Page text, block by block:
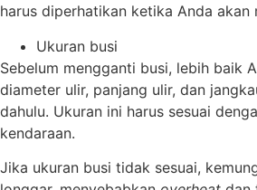
harus diperhatikan ketika Anda akan
Ukuran busi
Sebelum mengganti busi, lebih baik
diameter ulir, panjang ulir, dan
dahulu. Ukuran ini harus sesuai
kendaraan.
Jika ukuran busi tidak sesuai,